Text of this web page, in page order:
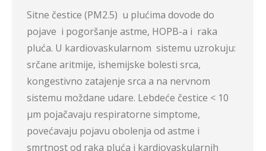
Sitne čestice (PM2.5) u plućima dovode do
pojave i pogoršanje astme, HOPB-a i raka
pluća. U kardiovaskularnom sistemu uzrokuju:
srčane aritmije, ishemijske bolesti srca,
kongestivno zatajenje srca a na nervnom
sistemu moždane udare. Lebdeće čestice < 10
μm pojačavaju respiratorne simptome,
povećavaju pojavu obolenja od astme i
smrtnost od raka pluća i kardiovaskularnih